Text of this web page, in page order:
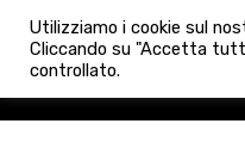
Utilizziamo i cookie sul
Cliccando su "Accetta
controllato.